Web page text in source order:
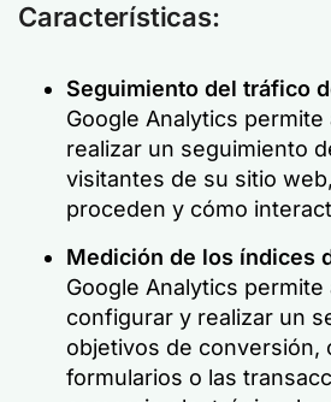
Características:
Seguimiento del tráfico
Google Analytics permite
realizar un seguimiento
visitantes de su sitio
proceden y cómo
Medición de los índices
Google Analytics permite
configurar y realizar un
objetivos de conversión,
formularios o las